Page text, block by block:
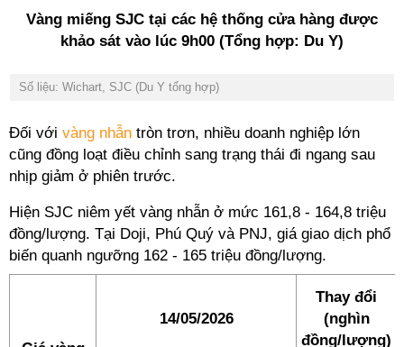
Vàng miếng SJC tại các hệ thống cửa hàng được
khảo sát vào lúc 9h00 (Tổng hợp: Du Y)
Số liệu: Wichart, SJC (Du Y tổng hợp)
Đối với vàng nhẫn tròn trơn, nhiều doanh nghiệp lớn
cũng đồng loạt điều chỉnh sang trạng thái đi ngang sau
nhịp giảm ở phiên trước.
Hiện SJC niêm yết vàng nhẫn ở mức 161,8 - 164,8 triệu
đồng/lượng. Tại Doji, Phú Quý và PNJ, giá giao dịch phổ
biến quanh ngưỡng 162 - 165 triệu đồng/lượng.
14/05/2026
Thay đổi
(nghìn
đồng/lượng)